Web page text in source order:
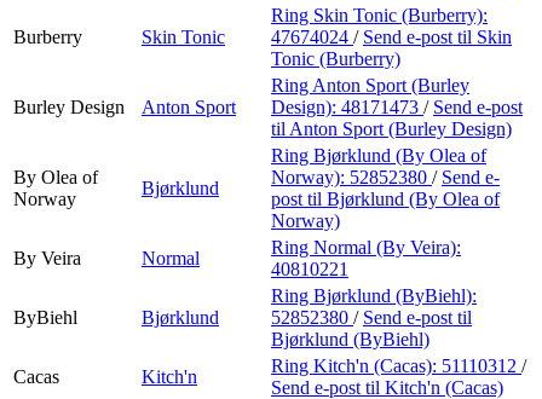
Burberry Skin Tonic
Ring Skin Tonic (Burberry):
47674024 / Send e-post til Skin
Tonic (Burberry)
Burley Design Anton Sport
Ring Anton Sport (Burley
Design): 48171473 / Send e-post
til Anton Sport (Burley Design)
By Olea of
Norway
Bjørklund
Ring Bjørklund (By Olea of
Norway): 52852380 / Send e-
post til Bjørklund (By Olea of
Norway)
By Veira
Normal
Ring Normal (By Veira):
40810221
ByBiehl Bjørklund
Ring Bjørklund (ByBiehl):
52852380 / Send e-post til
Bjørklund (ByBiehl)
Cacas
Kitch'n
Ring Kitch'n (Cacas): 51110312 /
Send e-post til Kitch'n (Cacas)